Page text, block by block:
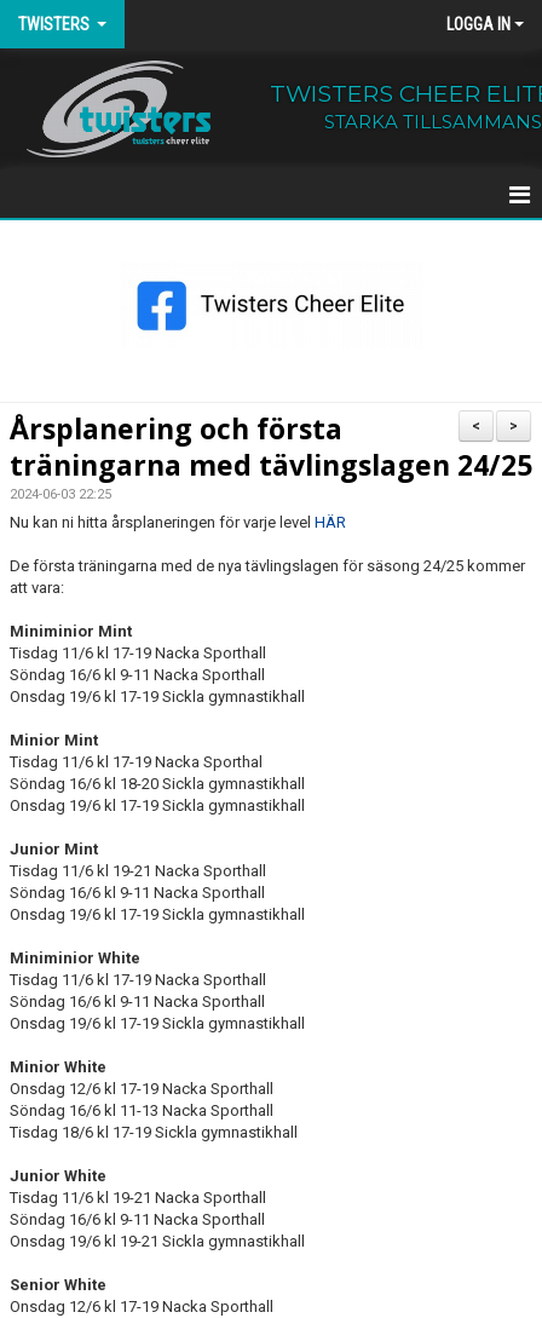
TWISTERS LOGGA IN
TWISTERS CHEER
STARKA TILLSAMMANS
KALENDER
EXTRATRÄNING
TWIST CHEER COMP
>
<
Årsplanering och första
träningarna med tävlingslagen 24/25
2024-06-03 22:25
Nu kan ni hitta årsplaneringen för varje level HÄR
De första träningarna med de nya tävlingslagen för säsong 24/25 kommer
att vara:
Miniminior Mint
Tisdag 11/6 kl 17-19 Nacka Sporthall
Söndag 16/6 kl 9-11 Nacka Sporthall
Onsdag 19/6 kl 17-19 Sickla gymnastikhall
Minior Mint
Tisdag 11/6 kl 17-19 Nacka Sporthal
Söndag 16/6 kl 18-20 Sickla gymnastikhall
Onsdag 19/6 kl 17-19 Sickla gymnastikhall
Junior Mint
Tisdag 11/6 kl 19-21 Nacka Sporthall
Söndag 16/6 kl 9-11 Nacka Sporthall
Onsdag 19/6 kl 17-19 Sickla gymnastikhall
Miniminior White
Tisdag 11/6 kl 17-19 Nacka Sporthall
Söndag 16/6 kl 9-11 Nacka Sporthall
Onsdag 19/6 kl 17-19 Sickla gymnastikhall
Minior White
Onsdag 12/6 kl 17-19 Nacka Sporthall
Söndag 16/6 kl 11-13 Nacka Sporthall
Tisdag 18/6 kl 17-19 Sickla gymnastikhall
Junior White
Tisdag 11/6 kl 19-21 Nacka Sporthall
Söndag 16/6 kl 9-11 Nacka Sporthall
Onsdag 19/6 kl 19-21 Sickla gymnastikhall
Senior White
Onsdag 12/6 kl 17-19 Nacka Sporthall